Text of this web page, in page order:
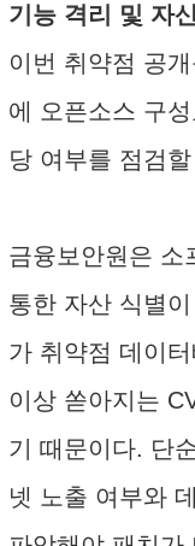
기능 격리 및 자
이번 취약점 공
에 오픈소스 구
당 여부를 점검
금융보안원은 소
통한 자산 식별
가 취약점 데이
이상 쏟아지는
기 때문이다. 단
넷 노출 여부와